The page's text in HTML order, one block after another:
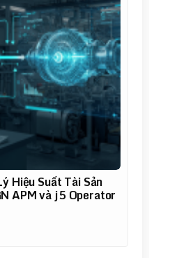
Hiệu Suất Tài Sản
APM và j5 Operator